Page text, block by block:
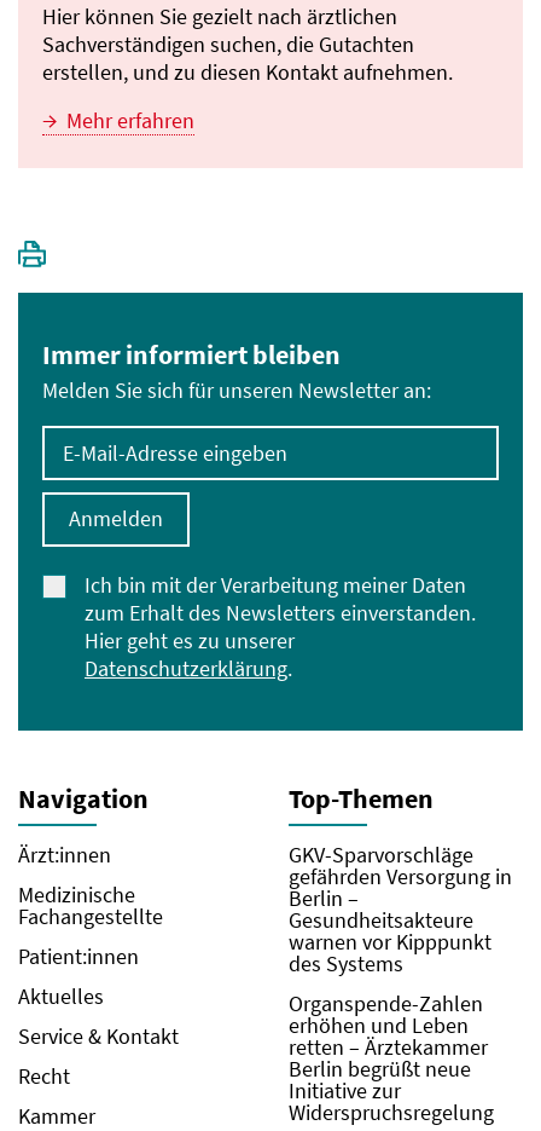
Hier können Sie gezielt nach ärztlichen
Sachverständigen suchen, die Gutachten
erstellen, und zu diesen Kontakt aufnehmen.
Mehr erfahren
Immer informiert bleiben
Melden Sie sich für unseren Newsletter an:
E-Mail-Adresse eingeben
Ich bin mit der Verarbeitung meiner Daten
zum Erhalt des Newsletters einverstanden.
Hier geht es zu unserer
Datenschutzerklärung.
Anmelden
Navigation
Ärzt:innen
Medizinische
Fachangestellte
Patient:innen
Aktuelles
Service & Kontakt
Recht
Kammer
Top-Themen
GKV-Sparvorschläge
gefährden Versorgung in
Berlin –
Gesundheitsakteure
warnen vor Kipppunkt
des Systems
Organspende-Zahlen
erhöhen und Leben
retten – Ärztekammer
Berlin begrüßt neue
Initiative zur
Widerspruchsregelung